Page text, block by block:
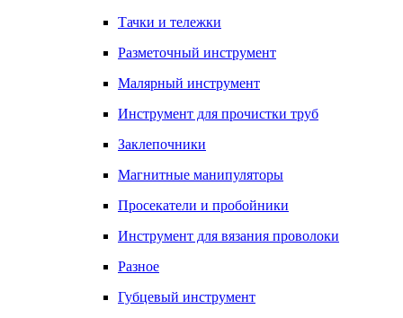
Тачки и тележки
Разметочный инструмент
Малярный инструмент
Инструмент для прочистки труб
Заклепочники
Магнитные манипуляторы
Просекатели и пробойники
Инструмент для вязания проволоки
Разное
Губцевый инструмент